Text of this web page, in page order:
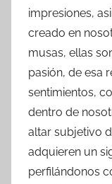
impresiones,
creado en
musas, ellas
pasión, de esa
sentimientos,
dentro de
altar subjetivo
adquieren un
perfilándonos